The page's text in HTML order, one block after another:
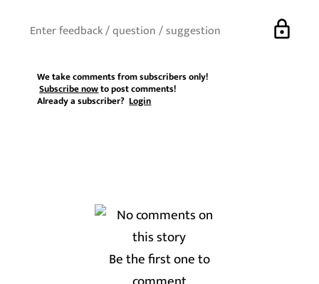
lock
We take comments from subscribers only!
Subscribe nowto post comments!
Already a subscriber?Login
Be the first one to